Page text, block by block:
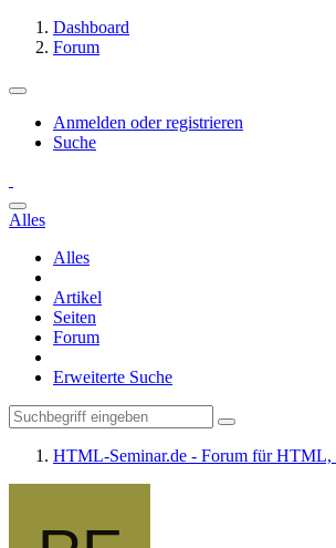
Dashboard
Forum
Anmelden oder registrieren
Suche
Alles
Alles
Artikel
Seiten
Forum
Erweiterte Suche
HTML-Seminar.de - Forum für HTML,